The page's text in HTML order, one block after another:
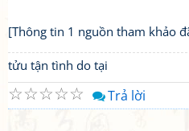
[Thông tin 1 nguồn tham khảo
tửu tận tình do tại
☆
☆
☆
☆
☆ Trả lời